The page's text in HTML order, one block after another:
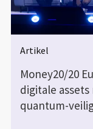
Artikel
Money20/20
digitale assets
quantum-